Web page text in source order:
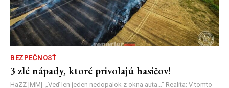
BEZPEČNOSŤ
3 zlé nápady, ktoré privolajú hasičov!
HaZZ |MM| ​„Veď len jeden nedopalok z okna auta...“ ​Realita: V tomto